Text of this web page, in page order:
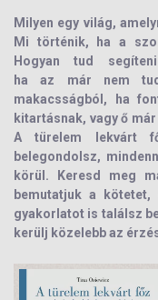
Milyen egy világ,
Mi történik, ha a
Hogyan tud
ha az már nem
makacsságból, ha
kitartásnak, vagy ő
A türelem lekvárt
belegondolsz,
körül. Keresd meg
bemutatjuk a
gyakorlatot is találsz
kerülj közelebb az